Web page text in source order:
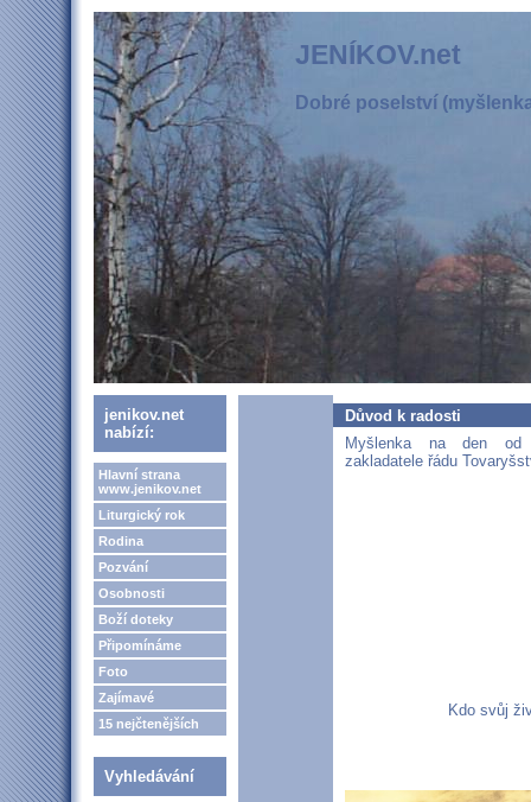
JENÍKOV.net
Dobré poselství
jenikov.net
nabízí:
Hlavní strana
www.jenikov.net
Liturgický rok
Rodina
Pozvání
Osobnosti
Boží doteky
Připomínáme
Foto
Zajímavé
15 nejčtenějších
Vyhledávání
Důvod k radosti
Myšlenka na den
zakladatele řádu
Kdo svůj